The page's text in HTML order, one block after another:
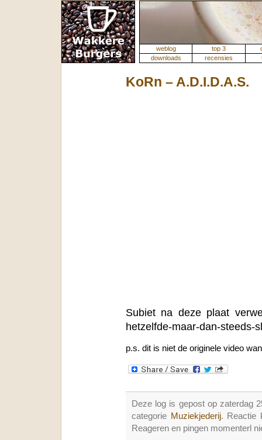
weblog top 3
downloads
recensies
KoRn – A.D.I.D.A.S.
Subiet na deze plaat
hetzelfde-maar-dan-steeds-
p.s. dit is niet de originele video
Deze log is gepost op zaterdag
categorie Muziekjederij. Reactie
Reageren en pingen momenterl